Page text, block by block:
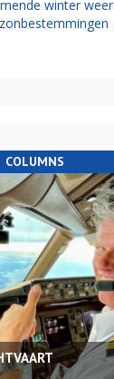
winter weer
COLUMNS